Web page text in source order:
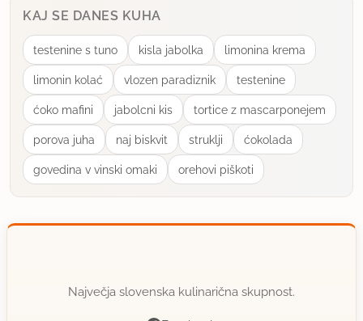
KAJ SE DANES KUHA
testenine s tuno kisla jabolka limonina krema
limonin kolać vlozen paradiznik testenine
ćoko mafini jabolcni kis tortice z mascarponejem
porova juha naj biskvit struklji ćokolada
govedina v vinski omaki orehovi piškoti
Največja slovenska kulinarična skupnost.